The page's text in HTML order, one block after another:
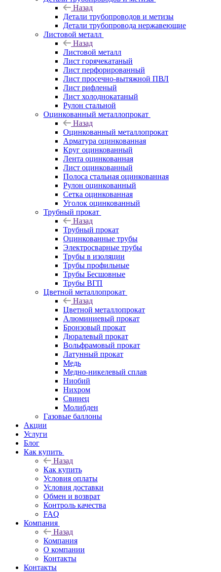
Назад
Детали трубопроводов и метизы
Детали трубопровода нержавеющие
Листовой металл
Назад
Листовой металл
Лист горячекатаный
Лист перфорированный
Лист просечно-вытяжной ПВЛ
Лист рифленый
Лист холоднокатаный
Рулон стальной
Оцинкованный металлопрокат
Назад
Оцинкованный металлопрокат
Арматура оцинкованная
Круг оцинкованный
Лента оцинкованная
Лист оцинкованный
Полоса стальная оцинкованная
Рулон оцинкованный
Сетка оцинкованная
Уголок оцинкованный
Трубный прокат
Назад
Трубный прокат
Оцинкованные трубы
Электросварные трубы
Трубы в изоляции
Трубы профильные
Трубы Бесшовные
Трубы ВГП
Цветной металлопрокат
Назад
Цветной металлопрокат
Алюминиевый прокат
Бронзовый прокат
Дюралевый прокат
Вольфрамовый прокат
Латунный прокат
Медь
Медно-никелевый сплав
Ниобий
Нихром
Свинец
Молибден
Газовые баллоны
Акции
Услуги
Блог
Как купить
Назад
Как купить
Условия оплаты
Условия доставки
Обмен и возврат
Контроль качества
FAQ
Компания
Назад
Компания
О компании
Контакты
Контакты